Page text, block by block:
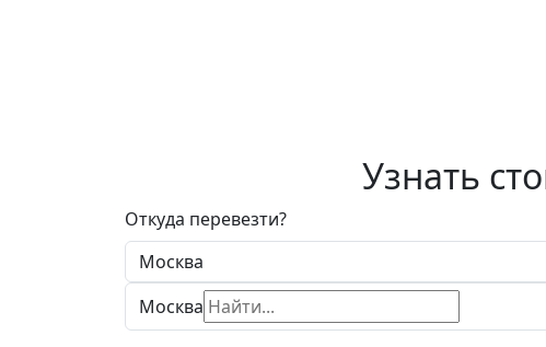
Узнать
Откуда перевезти?
Москва